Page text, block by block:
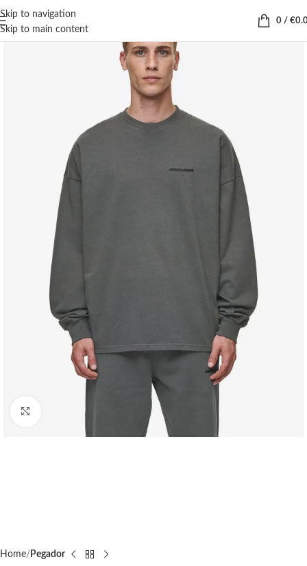
Skip to navigation
Skip to main content
0 / €
Click to enlarge
Home Pegador​